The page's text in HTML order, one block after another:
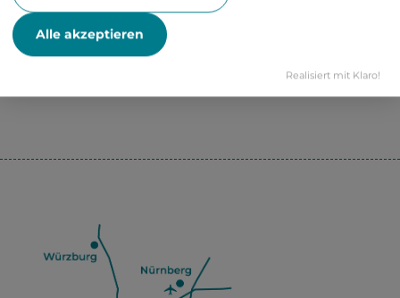
Absenden
Alle akzeptieren
Realisiert mit Klaro!